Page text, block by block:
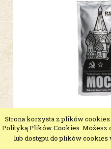
Strona korzysta z plików cookies
Polityką Plików Cookies.
lub dostępu do plików cookies
puriFERM
drożdże